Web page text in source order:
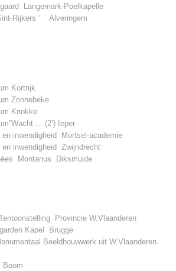
Langemark-Poelkapelle
Rijkers 'Alveringem
Kortrijk
Zonnebeke
Knokke
... (2’) Ieper
inwendigheid Mortsel-academie
inwendigheid Zwijndrecht
Montanus Diksmuide
Provincie W.Vlaanderen
Kapel Brugge
Beeldhouwwerk uit W.Vlaanderen
Boom